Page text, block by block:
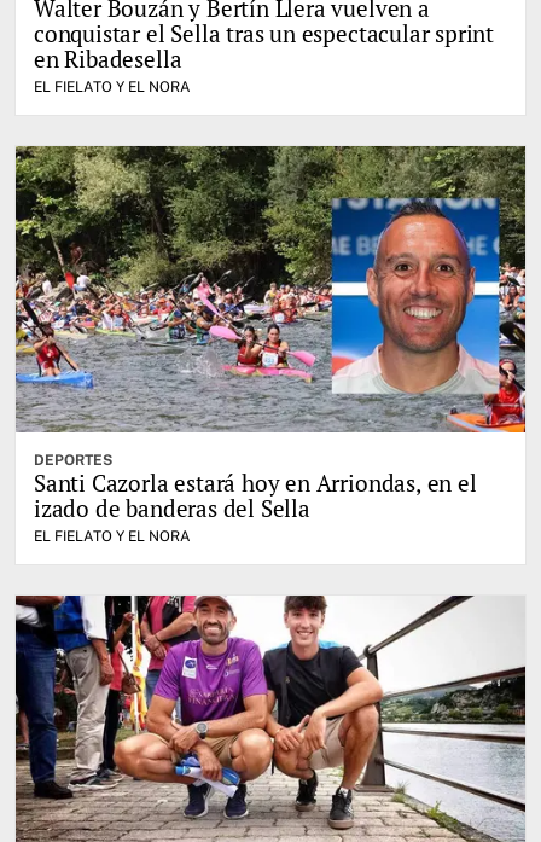
Walter Bouzán y Bertín Llera vuelven a
conquistar el Sella tras un espectacular sprint
en Ribadesella
EL FIELATO Y EL NORA
DEPORTES
Santi Cazorla estará hoy en Arriondas, en el
izado de banderas del Sella
EL FIELATO Y EL NORA